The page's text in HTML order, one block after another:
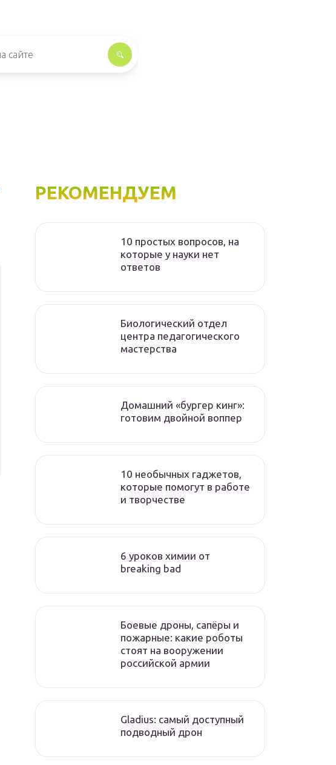
РЕКОМЕНДУЕМ
10 простых вопросов, на
которые у науки нет
ответов
Биологический отдел
центра педагогического
мастерства
Домашний «бургер кинг»:
готовим двойной воппер
10 необычных гаджетов,
которые помогут в работе
и творчестве
6 уроков химии от
breaking bad
Боевые дроны, сапёры и
пожарные: какие роботы
стоят на вооружении
российской армии
Gladius: самый доступный
подводный дрон